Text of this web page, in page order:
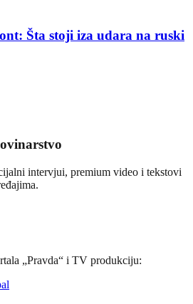
Šta stoji iza udara na ruski
intervjui, premium video i tekstovi
„Pravda“ i TV produkciju: